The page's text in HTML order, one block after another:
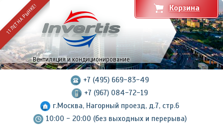
11 ЛЕТ НА РЫНКЕ!
Вентиляция и кондиционирование
+7 (495) 669-83-49
+7 (967) 084-72-19
г.Москва, Нагорный проезд, д.7, стр.6
10:00 - 20:00 (без выходных и перерыва)
Корзина